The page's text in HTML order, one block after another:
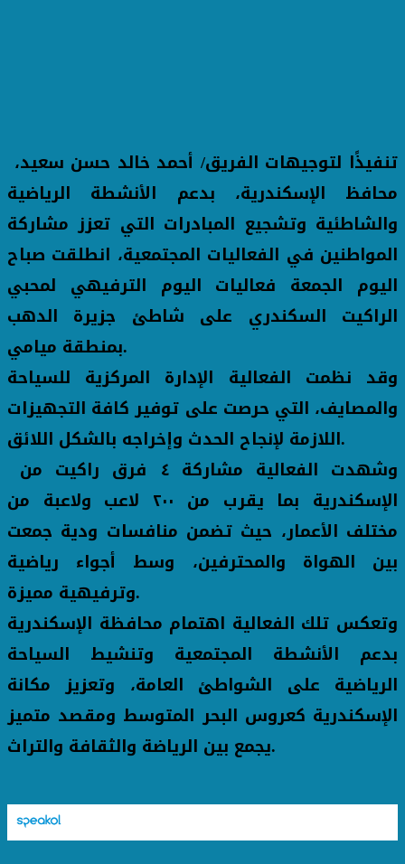
محافظ الإسكندرية، بدعم الأنشطة الرياضية
والشاطئية وتشجيع المبادرات التي تعزز مشاركة
المواطنين في الفعاليات المجتمعية، انطلقت صباح
اليوم الجمعة فعاليات اليوم الترفيهي لمحبي
الراكيت السكندري على شاطئ جزيرة الدهب
بمنطقة ميامي.
وقد نظمت الفعالية الإدارة المركزية للسياحة
والمصايف، التي حرصت على توفير كافة التجهيزات
اللازمة لإنجاح الحدث وإخراجه بالشكل اللائق.
الإسكندرية بما يقرب من ٢٠٠ لاعب ولاعبة من
مختلف الأعمار، حيث تضمن منافسات ودية جمعت
بين الهواة والمحترفين، وسط أجواء رياضية
وترفيهية مميزة.
وتعكس تلك الفعالية اهتمام محافظة الإسكندرية
بدعم الأنشطة المجتمعية وتنشيط السياحة
الرياضية على الشواطئ العامة، وتعزيز مكانة
الإسكندرية كعروس البحر المتوسط ومقصد متميز
يجمع بين الرياضة والثقافة والتراث.